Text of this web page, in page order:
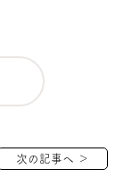
次の記事へ ＞